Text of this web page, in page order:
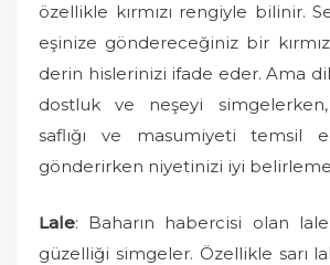
e
d
özellikle kırmızı rengiyle bilinir.
eşinize göndereceğiniz bir
derin hislerinizi ifade eder. Ama
dostluk ve neşeyi
saflığı ve masumiyeti temsil
gönderirken niyetinizi iyi
Lale: Baharın habercisi olan
güzelliği simgeler. Özellikle sarı